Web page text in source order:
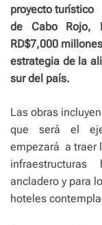
proyecto turístico
de Cabo Rojo,
RD$7,000
estrategia de la
sur del país.
Las obras
que será el
empezará a traer
ancladero y para
hoteles